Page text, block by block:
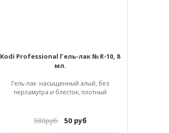
Kodi Professional Гель-лак № R-10, 8
мл.
Гель-лак насыщенный алый, без
перламутра и блесток, плотный
580руб 50руб